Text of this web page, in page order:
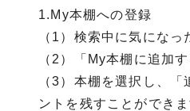
1.My本棚への登録
（1）検索中に気にな
（2）「My本棚に追加
（3）本棚を選択し、
ントを残すことができま